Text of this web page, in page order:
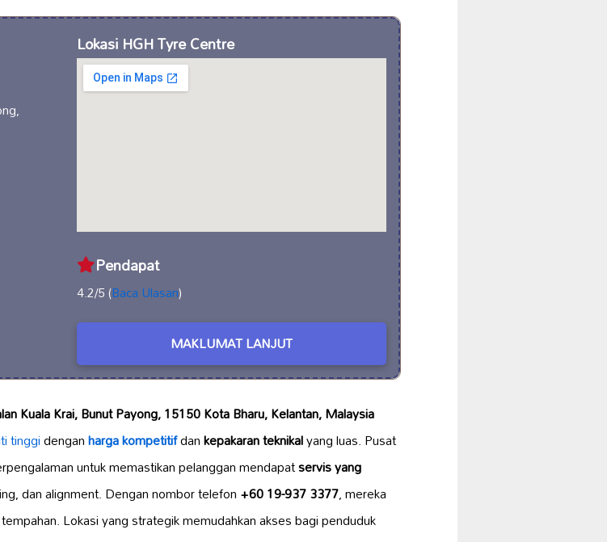
Lokasi HGH Tyre Centre
Pendapat
4.2/5 (Baca Ulasan)
MAKLUMAT LANJUT
Kuala Krai, Bunut Payong, 15150 Kota Bharu, Kelantan, Malaysia
tinggidenganharga kompetitifdankepakaran teknikalyang luas. Pusat
untuk memastikan pelanggan mendapatservis yang
dan alignment. Dengan nombor telefon+60 19-937 3377, mereka
Lokasi yang strategik memudahkan akses bagi penduduk